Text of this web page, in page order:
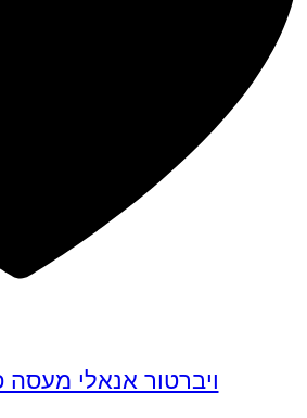
ויברטור אנאלי